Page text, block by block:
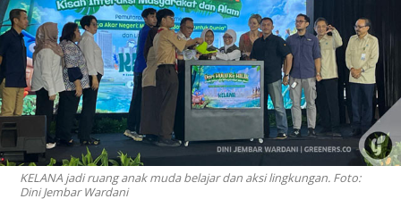
KELANA jadi ruang anak muda belajar dan aksi lingkungan. Foto:
Dini Jembar Wardani